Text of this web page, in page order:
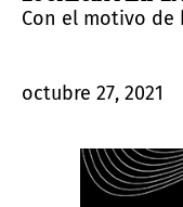
la sección
2021en el
Con el motivo
octubre 27, 2021